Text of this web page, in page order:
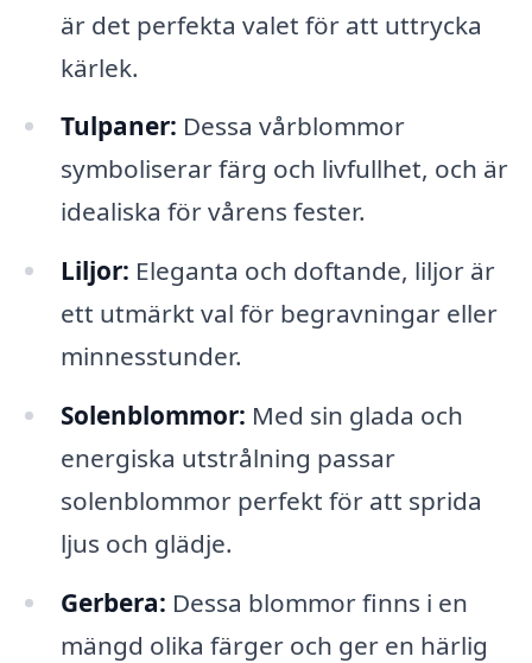
är det perfekta valet för att uttrycka
kärlek.
Tulpaner: Dessa vårblommor
symboliserar färg och livfullhet, och är
idealiska för vårens fester.
Liljor: Eleganta och doftande, liljor är
ett utmärkt val för begravningar eller
minnesstunder.
Solenblommor: Med sin glada och
energiska utstrålning passar
solenblommor perfekt för att sprida
ljus och glädje.
Gerbera: Dessa blommor finns i en
mängd olika färger och ger en härlig